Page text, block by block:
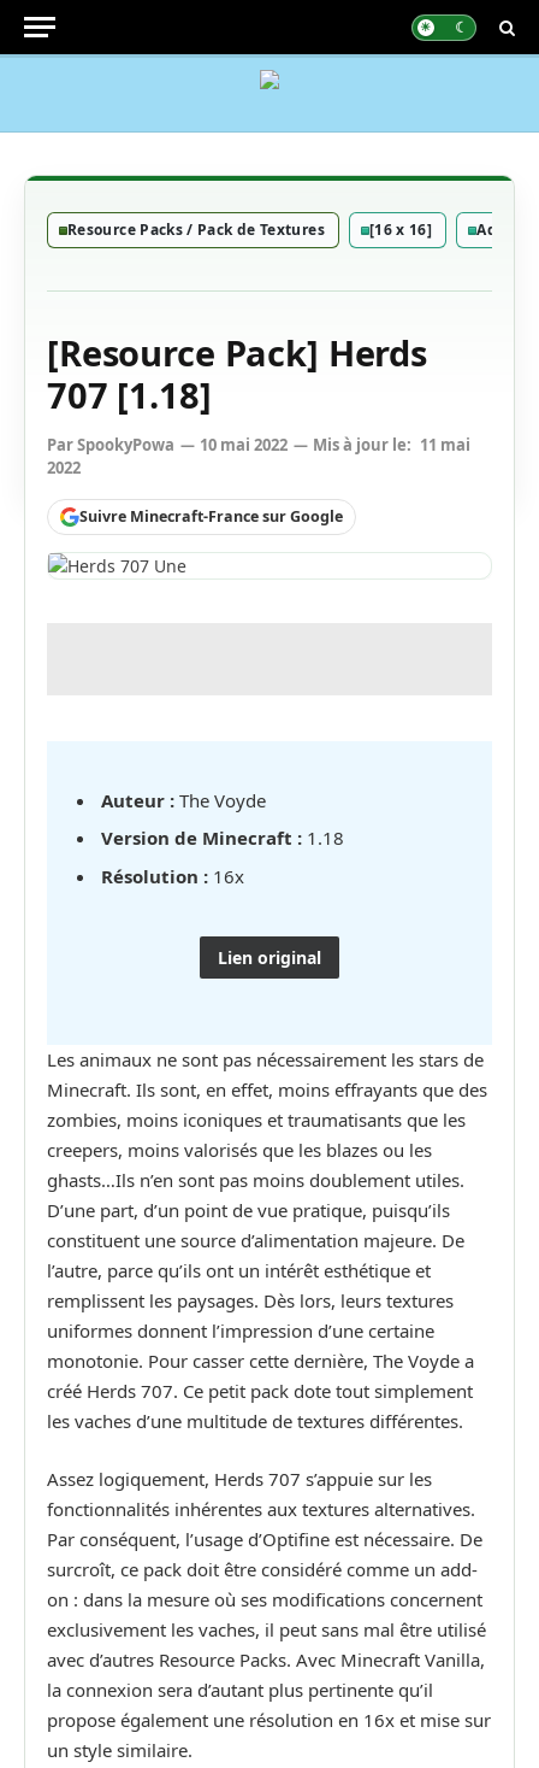
Resource Packs / Pack de Textures [16 x 16] Add-On
[Resource Pack] Herds
707 [1.18]
ParSpookyPowa 10 mai 2022 Mis à jour le: 11 mai
2022
Suivre Minecraft-France sur Google
Auteur : The Voyde
Version de Minecraft : 1.18
Résolution : 16x
Lien original
Les animaux ne sont pas nécessairement les stars de
Minecraft. Ils sont, en effet, moins effrayants que des
zombies, moins iconiques et traumatisants que les
creepers, moins valorisés que les blazes ou les
ghasts…Ils n’en sont pas moins doublement utiles.
D’une part, d’un point de vue pratique, puisqu’ils
constituent une source d’alimentation majeure. De
l’autre, parce qu’ils ont un intérêt esthétique et
remplissent les paysages. Dès lors, leurs textures
uniformes donnent l’impression d’une certaine
monotonie. Pour casser cette dernière, The Voyde a
créé Herds 707. Ce petit pack dote tout simplement
les vaches d’une multitude de textures différentes.
Assez logiquement, Herds 707 s’appuie sur les
fonctionnalités inhérentes aux textures alternatives.
Par conséquent, l’usage d’Optifine est nécessaire. De
surcroît, ce pack doit être considéré comme un add-
on : dans la mesure où ses modifications concernent
exclusivement les vaches, il peut sans mal être utilisé
avec d’autres Resource Packs. Avec Minecraft Vanilla,
la connexion sera d’autant plus pertinente qu’il
propose également une résolution en 16x et mise sur
un style similaire.